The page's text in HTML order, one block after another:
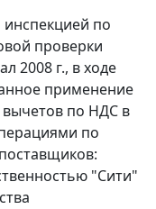
по
проверки
2008 г., в ходе
применение
по НДС в
по
"Сити"